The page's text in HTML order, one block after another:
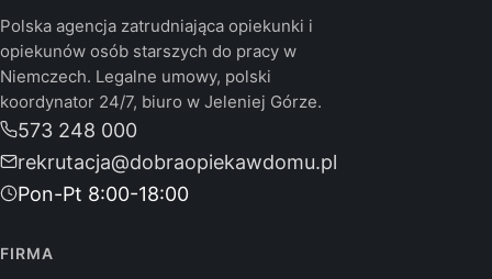
Polska agencja zatrudniająca opiekunki i
opiekunów osób starszych do pracy w
Niemczech. Legalne umowy, polski
koordynator 24/7, biuro w Jeleniej Górze.
573 248 000
rekrutacja@dobraopiekawdomu.pl
Pon-Pt 8:00-18:00
FIRMA